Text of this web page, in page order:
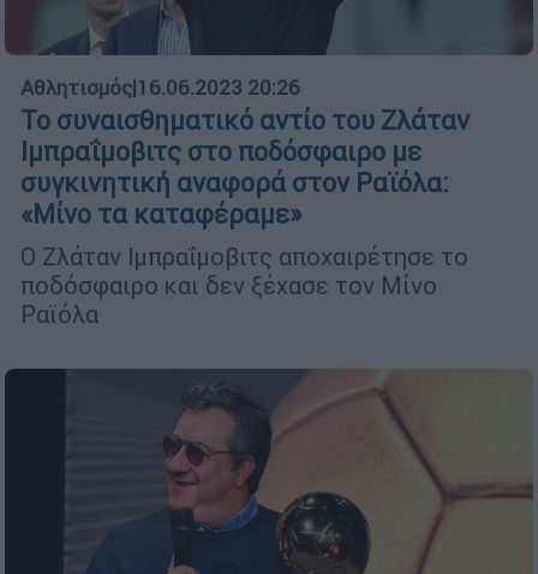
Αθλητισμός|16.06.2023 20:26
Το συναισθηματικό αντίο του Ζλάταν
Ιμπραΐμοβιτς στο ποδόσφαιρο με
συγκινητική αναφορά στον Ραϊόλα:
«Μίνο τα καταφέραμε»
Ο Ζλάταν Ιμπραΐμοβιτς αποχαιρέτησε το
ποδόσφαιρο και δεν ξέχασε τον Μίνο
Ραϊόλα